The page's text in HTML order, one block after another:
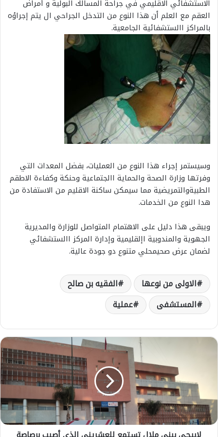
الاستشفائي الاقليمي في جراحة المسالك البولية و أمراض
العقم مع العلم أن هذا النوع من التدخل الجراحي ال يتم إجراؤه
بالمراكز االستشفائية الجامعية.
وسيستمر إجراء هذا النوع من العمليات، بفضل المعدات التي
وفرتها وزارة الصحة والحماية االجتماعية وحنكة وكفاءة الاطقم
الطبيةوالتمريضية مما سيمكن ساكنة الاقليم من الاستفادة من
هدا النوع من الخدمات.
ويبقى هذا دليل على الاهتمام المتواصل للوزارة والمديرية
الجهوية والمندوبية اإلقليمية وإدارة المركز االستشفائي
لضمان عرض صحيمحلي متنوع دو جودة عالية.
الاولى من نوعها
الفقيه بن صالح
المستشفى
عملية
ل
ب
ن